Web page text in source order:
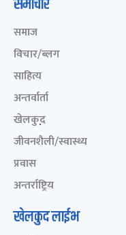
समाचार
समाज
विचार/ब्लग
साहित्य
अन्तर्वार्ता
खेलकुद़़
जीवनशैली/स्वास्थ्य
प्रवास
अन्तर्राष्ट्रिय
खेलकुद लाईभ